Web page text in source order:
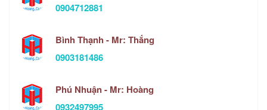
0904712881
Bình Thạnh - Mr: Thắng
0903181486
Phú Nhuận - Mr: Hoàng
0932497995